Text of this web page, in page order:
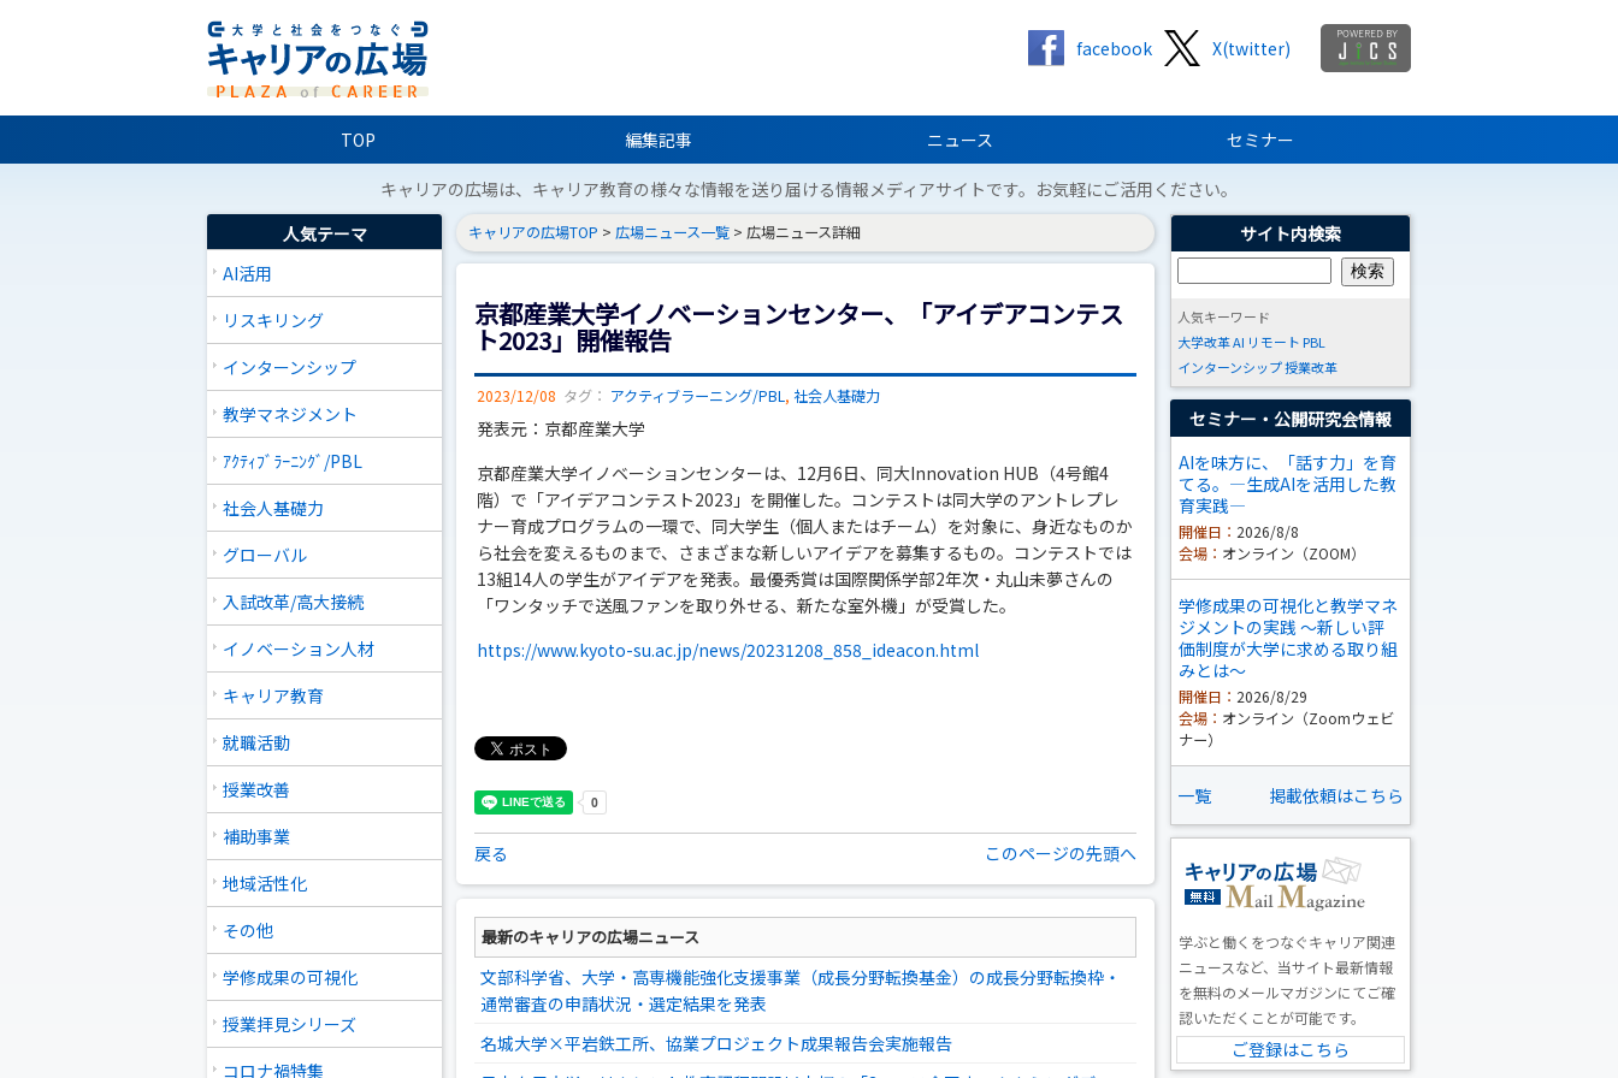
X(twitter)
facebook
TOP 編集記事 ニュース セミナー
キャリアの広場は、キャリア教育の様々な情報を送り届ける情報メディアサイトです。お気軽にご活用ください。
人気テーマ
AI活用
リスキリング
インターンシップ
教学マネジメント
ｱｸﾃｨﾌﾞﾗｰﾆﾝｸﾞ/PBL
社会人基礎力
グローバル
入試改革/高大接続
イノベーション人材
キャリア教育
就職活動
授業改善
補助事業
地域活性化
その他
学修成果の可視化
授業拝見シリーズ
コロナ禍特集
キャリアの広場TOP > 広場ニュース一覧 > 広場ニュース詳細
京都産業大学イノベーションセンター、「アイデアコンテス
ト2023」開催報告
2023/12/08 タグ： アクティブラーニング/PBL, 社会人基礎力
発表元：京都産業大学
京都産業大学イノベーションセンターは、12月6日、同大Innovation HUB（4号館4
階）で「アイデアコンテスト2023」を開催した。コンテストは同大学のアントレプレ
ナー育成プログラムの一環で、同大学生（個人またはチーム）を対象に、身近なものか
ら社会を変えるものまで、さまざまな新しいアイデアを募集するもの。コンテストでは
13組14人の学生がアイデアを発表。最優秀賞は国際関係学部2年次・丸山未夢さんの
「ワンタッチで送風ファンを取り外せる、新たな室外機」が受賞した。
https://www.kyoto-su.ac.jp/news/20231208_858_ideacon.html
戻る このページの先頭へ
最新のキャリアの広場ニュース
文部科学省、大学・高専機能強化支援事業（成長分野転換基金）の成長分野転換枠・
通常審査の申請状況・選定結果を発表
名城大学×平岩鉄工所、協業プロジェクト成果報告会実施報告
サイト内検索
人気キーワード
大学改革AI リモート PBL
インターンシップ授業改革
セミナー・公開研究会情報
AIを味方に、「話す力」を育
てる。―生成AIを活用した教
育実践―
開催日： 2026/8/8
会場： オンライン（ZOOM）
学修成果の可視化と教学マネ
ジメントの実践 ～新しい評
価制度が大学に求める取り組
みとは～
開催日： 2026/8/29
会場： オンライン（Zoomウェビ
ナー）
一覧 掲載依頼はこちら
学ぶと働くをつなぐキャリア関連
ニュースなど、当サイト最新情報
を無料のメールマガジンにてご確
認いただくことが可能です。
ご登録はこちら